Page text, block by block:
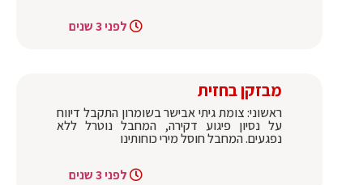
לפני 3 שנים
מבזקן בחזית
ראשוני: צומת גיתי אבישר בשומרון התקבל דיווח
על נסיון פיגוע דקירה, המחבל נוטרל ללא
נפגעים. המחבל חוסל מירי כוחותינו
לפני 3 שנים